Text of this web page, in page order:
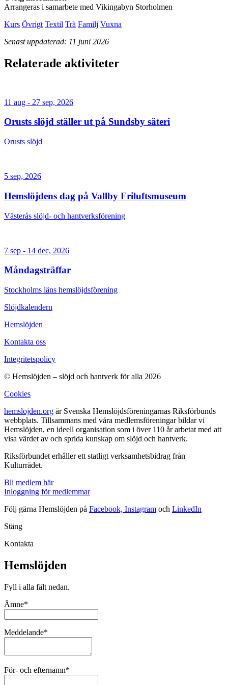
Arrangeras i samarbete med Vikingabyn Storholmen
Kurs Övrigt Textil Trä Familj Vuxna
Senast uppdaterad: 11 juni 2026
Relaterade aktiviteter
11 aug - 27 sep, 2026
Orusts slöjd ställer ut på Sundsby säteri
Orusts slöjd
5 sep, 2026
Hemslöjdens dag på Vallby Friluftsmuseum
Västerås slöjd- och hantverksförening
7 sep - 14 dec, 2026
Måndagsträffar
Stockholms läns hemslöjdsförening
Slöjdkalendern
Hemslöjden
Kontakta oss
Integritetspolicy
© Hemslöjden – slöjd och hantverk för alla 2026
Cookies
hemslojden.org är Svenska Hemslöjdsföreningarnas Riksförbunds
webbplats. Tillsammans med våra medlemsföreningar bildar vi
Hemslöjden, en ideell organisation som i över 110 år arbetat med att
visa värdet av och sprida kunskap om slöjd och hantverk.
Riksförbundet erhåller ett statligt verksamhetsbidrag från
Kulturrådet.
Bli medlem här
Inloggning för medlemmar
Följ gärna Hemslöjden på Facebook, Instagram och LinkedIn
Stäng
Kontakta
Hemslöjden
Fyll i alla fält nedan.
Ämne*
Meddelande*
För- och efternamn*